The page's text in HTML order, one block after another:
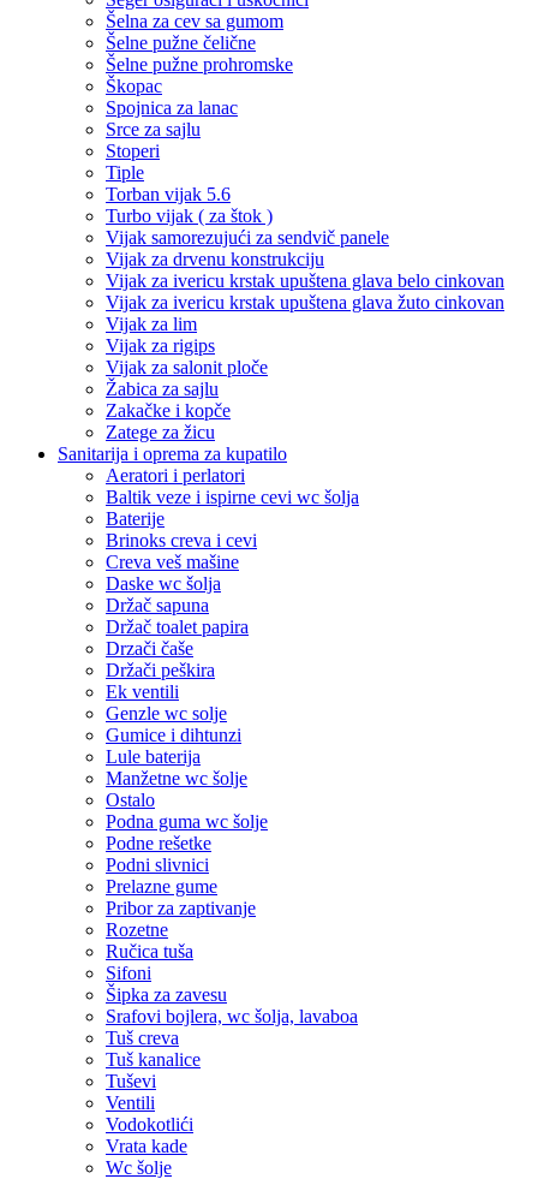
Šelna za cev sa gumom
Šelne pužne čelične
Šelne pužne prohromske
Škopac
Spojnica za lanac
Srce za sajlu
Stoperi
Tiple
Torban vijak 5.6
Turbo vijak ( za štok )
Vijak samorezujući za sendvič panele
Vijak za drvenu konstrukciju
Vijak za ivericu krstak upuštena glava belo cinkovan
Vijak za ivericu krstak upuštena glava žuto cinkovan
Vijak za lim
Vijak za rigips
Vijak za salonit ploče
Žabica za sajlu
Zakačke i kopče
Zatege za žicu
Sanitarija i oprema za kupatilo
Aeratori i perlatori
Baltik veze i ispirne cevi wc šolja
Baterije
Brinoks creva i cevi
Creva veš mašine
Daske wc šolja
Držač sapuna
Držač toalet papira
Drzači čaše
Držači peškira
Ek ventili
Genzle wc solje
Gumice i dihtunzi
Lule baterija
Manžetne wc šolje
Ostalo
Podna guma wc šolje
Podne rešetke
Podni slivnici
Prelazne gume
Pribor za zaptivanje
Rozetne
Ručica tuša
Sifoni
Šipka za zavesu
Srafovi bojlera, wc šolja, lavaboa
Tuš creva
Tuš kanalice
Tuševi
Ventili
Vodokotlići
Vrata kade
Wc šolje